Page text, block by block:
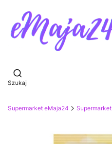
Otwórz wyszukiwarkę
Szukaj
Supermarket eMaja24 Supermarket